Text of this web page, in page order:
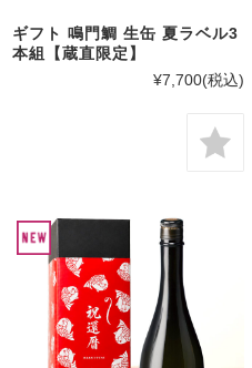
ギフト 鳴門鯛 生缶 夏ラベル3
本組【蔵直限定】
¥7,700(税込)